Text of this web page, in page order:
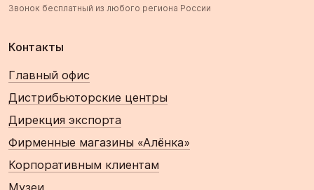
Звонок бесплатный из любого региона России
Контакты
Главный офис
Дистрибьюторские центры
Дирекция экспорта
Фирменные магазины «Алёнка»
Корпоративным клиентам
Музеи